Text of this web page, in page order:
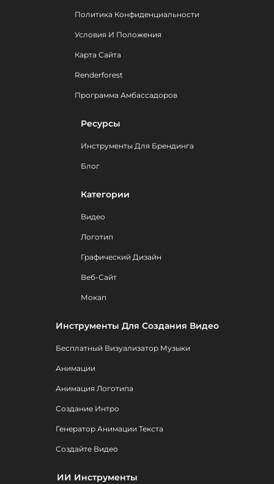
Политика Конфиденциальности
Условия И Положения
Карта Сайта
Renderforest
Программа Амбассадоров
Ресурсы
Инструменты Для Брендинга
Блог
Категории
Видео
Логотип
Графический Дизайн
Веб-Сайт
Мокап
Инструменты Для Создания Видео
Бесплатный Визуализатор Музыки
Анимации
Анимация Логотипа
Создание Интро
Генератор Анимации Текста
Создайте Видео
ИИ Инструменты